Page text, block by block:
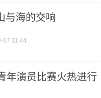
与海的交响
07 11:44
年演员比赛火热进行